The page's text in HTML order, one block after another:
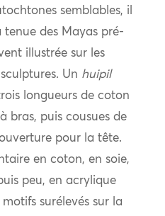
semblables, il
des Mayas pré-
illustrée sur les
Un huipil
longueurs de coton
bras, puis cousues de
pour la tête.
en coton, en soie,
peu, en acrylique
surélevés sur la